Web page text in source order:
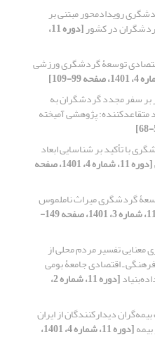
رویدادمحور مبتنی بر
در کشور [دوره 11،
اقتصادی توسعۀ گردشگری ورزشی
بر سفر مجدد گردشگران به
متقاعدکننده: پژوهشی آمیخته
با تأکید بر شناسایی ابعاد
[دوره 11، شماره 4، 1401، صفحه
گردشگری میراث ناملموس
[دوره 11، شماره 3، 1401، صفحه 149-
معنایی تفسیر مردم محلی از
ـ اقتصادی جامعۀ بومی
[دوره 11، شماره 2،
دیدارکنندگان از ایران
[دوره 11، شماره 4، 1401،